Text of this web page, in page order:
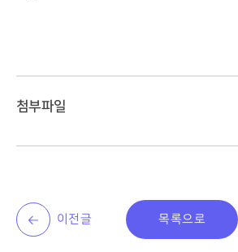
첨부파일
이전글 목록으로